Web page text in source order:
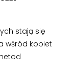
stają się
wśród kobiet